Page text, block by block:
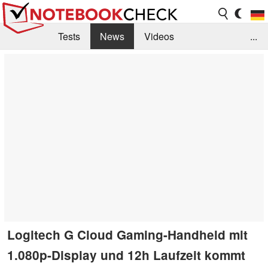
Tests News
Videos
...
Logitech G Cloud Gaming-Handheld mit
1.080p-Display und 12h Laufzeit kommt